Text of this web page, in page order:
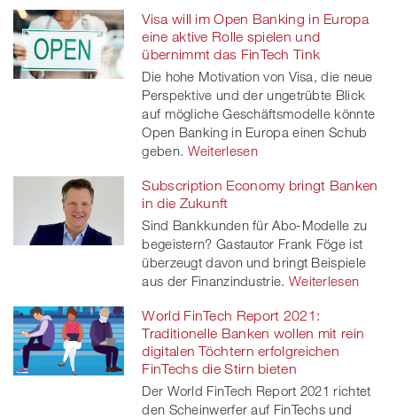
Visa will im Open Banking in Europa
eine aktive Rolle spielen und
übernimmt das FinTech Tink
Die hohe Motivation von Visa, die neue
Perspektive und der ungetrübte Blick
auf mögliche Geschäftsmodelle könnte
Open Banking in Europa einen Schub
geben. Weiterlesen
Subscription Economy bringt Banken
in die Zukunft
Sind Bankkunden für Abo-Modelle zu
begeistern? Gastautor Frank Föge ist
überzeugt davon und bringt Beispiele
aus der Finanzindustrie. Weiterlesen
World FinTech Report 2021:
Traditionelle Banken wollen mit rein
digitalen Töchtern erfolgreichen
FinTechs die Stirn bieten
Der World FinTech Report 2021 richtet
den Scheinwerfer auf FinTechs und